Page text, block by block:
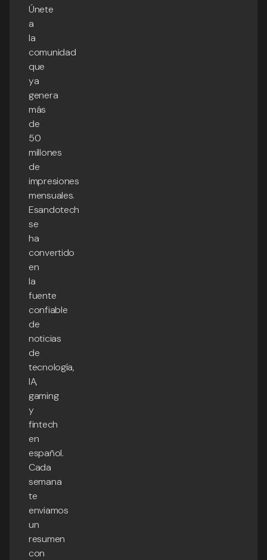
Únete
a
la
comunidad
que
ya
genera
más
de
50
millones
de
impresiones
mensuales.
Esandotech
se
ha
convertido
en
la
fuente
confiable
de
noticias
de
tecnología,
IA,
gaming
y
fintech
en
español.
Cada
semana
te
enviamos
un
resumen
con